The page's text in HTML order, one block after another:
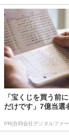
「宝くじを買う前
だけです」7億当選
PR(合同会社デジタルファ